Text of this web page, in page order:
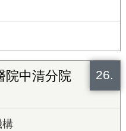
26.
院中清分院
構